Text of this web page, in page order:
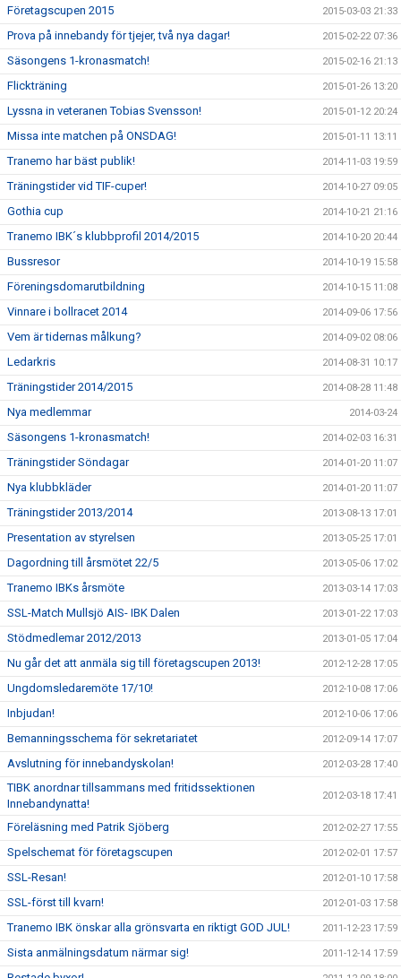
Företagscupen 2015 2015-03-03 21:33
Prova på innebandy för tjejer, två nya dagar! 2015-02-22 07:36
Säsongens 1-kronasmatch! 2015-02-16 21:13
Flickträning 2015-01-26 13:20
Lyssna in veteranen Tobias Svensson! 2015-01-12 20:24
Missa inte matchen på ONSDAG! 2015-01-11 13:11
Tranemo har bäst publik! 2014-11-03 19:59
Träningstider vid TIF-cuper! 2014-10-27 09:05
Gothia cup 2014-10-21 21:16
Tranemo IBK´s klubbprofil 2014/2015 2014-10-20 20:44
Bussresor 2014-10-19 15:58
Föreningsdomarutbildning 2014-10-15 11:08
Vinnare i bollracet 2014 2014-09-06 17:56
Vem är tidernas målkung? 2014-09-02 08:06
Ledarkris 2014-08-31 10:17
Träningstider 2014/2015 2014-08-28 11:48
Nya medlemmar 2014-03-24
Säsongens 1-kronasmatch! 2014-02-03 16:31
Träningstider Söndagar 2014-01-20 11:07
Nya klubbkläder 2014-01-20 11:07
Träningstider 2013/2014 2013-08-13 17:01
Presentation av styrelsen 2013-05-25 17:01
Dagordning till årsmötet 22/5 2013-05-06 17:02
Tranemo IBKs årsmöte 2013-03-14 17:03
SSL-Match Mullsjö AIS- IBK Dalen 2013-01-22 17:03
Stödmedlemar 2012/2013 2013-01-05 17:04
Nu går det att anmäla sig till företagscupen 2013! 2012-12-28 17:05
Ungdomsledaremöte 17/10! 2012-10-08 17:06
Inbjudan! 2012-10-06 17:06
Bemanningsschema för sekretariatet 2012-09-14 17:07
Avslutning för innebandyskolan! 2012-03-28 17:40
TIBK anordnar tillsammans med fritidssektionen
Innebandynatta!
2012-03-18 17:41
Föreläsning med Patrik Sjöberg 2012-02-27 17:55
Spelschemat för företagscupen 2012-02-01 17:57
SSL-Resan! 2012-01-10 17:58
SSL-först till kvarn! 2012-01-03 17:58
Tranemo IBK önskar alla grönsvarta en riktigt GOD JUL! 2011-12-23 17:59
Sista anmälningsdatum närmar sig! 2011-12-14 17:59